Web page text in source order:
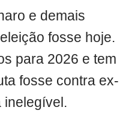
e demais
fosse hoje.
para 2026 e tem
fosse contra ex-
inelegível.